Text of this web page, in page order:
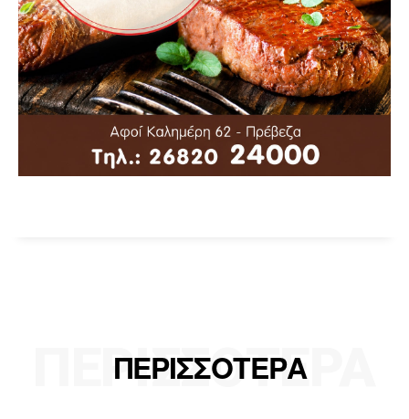
ΠΕΡΙΣΣΟΤΕΡΑ
ΠΕΡΙΣΣΟΤΕΡΑ